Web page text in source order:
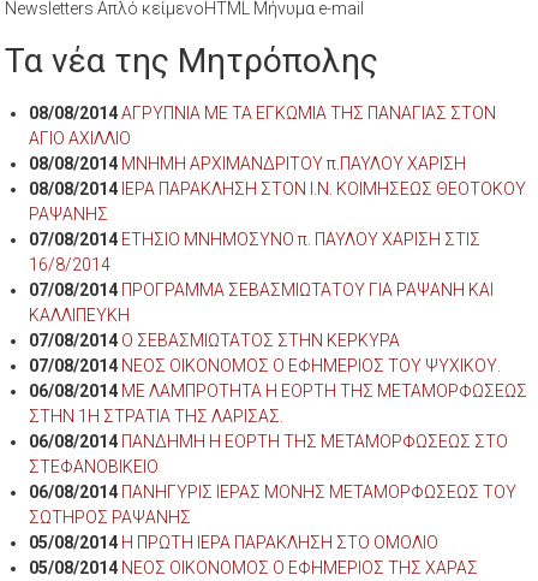
Newsletters Απλό κείμενοHTML Μήνυμα e-mail
Τα νέα της Μητρόπολης
08/08/2014 ΑΓΡΥΠΝΙΑ ΜΕ ΤΑ ΕΓΚΩΜΙΑ ΤΗΣ ΠΑΝΑΓΙΑΣ ΣΤΟΝ
ΑΓΙΟ ΑΧΙΛΛΙΟ
08/08/2014 ΜΝΗΜΗ ΑΡΧΙΜΑΝΔΡΙΤΟΥ π.ΠΑΥΛΟΥ ΧΑΡΙΣΗ
08/08/2014 ΙΕΡΑ ΠΑΡΑΚΛΗΣΗ ΣΤΟΝ Ι.Ν. ΚΟΙΜΗΣΕΩΣ ΘΕΟΤΟΚΟΥ
ΡΑΨΑΝΗΣ
07/08/2014 ΕΤΗΣΙΟ ΜΝΗΜΟΣΥΝΟ π. ΠΑΥΛΟΥ ΧΑΡΙΣΗ ΣΤΙΣ
16/8/2014
07/08/2014 ΠΡΟΓΡΑΜΜΑ ΣΕΒΑΣΜΙΩΤΑΤΟΥ ΓΙΑ ΡΑΨΑΝΗ ΚΑΙ
ΚΑΛΛΙΠΕΥΚΗ
07/08/2014 Ο ΣΕΒΑΣΜΙΩΤΑΤΟΣ ΣΤΗΝ ΚΕΡΚΥΡΑ
07/08/2014 ΝΕΟΣ ΟΙΚΟΝΟΜΟΣ Ο ΕΦΗΜΕΡΙΟΣ ΤΟΥ ΨΥΧΙΚΟΥ.
06/08/2014 ΜΕ ΛΑΜΠΡΟΤΗΤΑ Η ΕΟΡΤΗ ΤΗΣ ΜΕΤΑΜΟΡΦΩΣΕΩΣ
ΣΤΗΝ 1Η ΣΤΡΑΤΙΑ ΤΗΣ ΛΑΡΙΣΑΣ.
06/08/2014 ΠΑΝΔΗΜΗ Η ΕΟΡΤΗ ΤΗΣ ΜΕΤΑΜΟΡΦΩΣΕΩΣ ΣΤΟ
ΣΤΕΦΑΝΟΒΙΚΕΙΟ
06/08/2014 ΠΑΝΗΓΥΡΙΣ ΙΕΡΑΣ ΜΟΝΗΣ ΜΕΤΑΜΟΡΦΩΣΕΩΣ ΤΟΥ
ΣΩΤΗΡΟΣ ΡΑΨΑΝΗΣ
05/08/2014 Η ΠΡΩΤΗ ΙΕΡΑ ΠΑΡΑΚΛΗΣΗ ΣΤΟ ΟΜΟΛΙΟ
05/08/2014 ΝΕΟΣ ΟΙΚΟΝΟΜΟΣ Ο ΕΦΗΜΕΡΙΟΣ ΤΗΣ ΧΑΡΑΣ